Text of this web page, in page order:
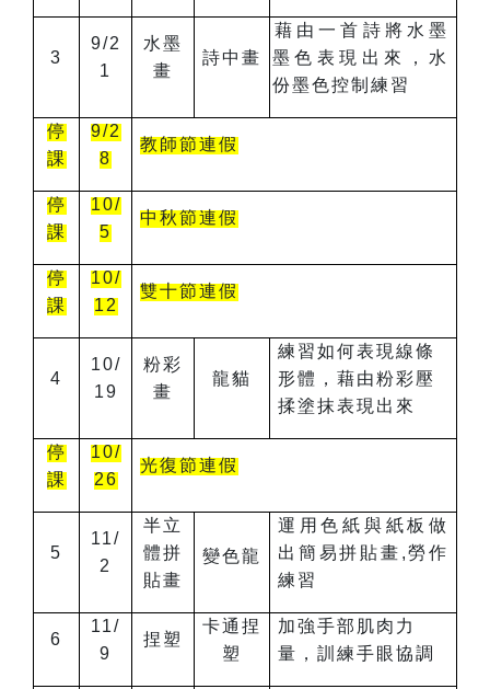
3
9/2
1
水墨
畫
詩中畫
藉由一首詩將水墨
墨色表現出來，水
份墨色控制練習
停
課
9/2
8
教師節連假
停
課
10/
5
中秋節連假
停
課
10/
12
雙十節連假
4
10/
19
粉彩
畫
龍貓
練習如何表現線條
形體，藉由粉彩壓
揉塗抹表現出來
停
課
10/
26
光復節連假
5
11/
2
半立
體拼
貼畫
變色龍
運用色紙與紙板做
出簡易拼貼畫,勞作
練習
6
11/
9
捏塑
卡通捏
塑
加強手部肌肉力
量，訓練手眼協調